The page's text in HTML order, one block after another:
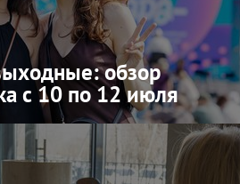
обзор
с 10 по 12 июля